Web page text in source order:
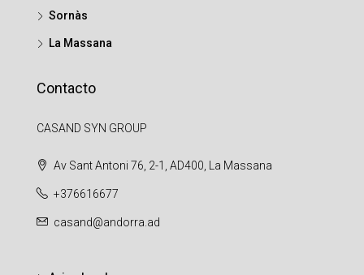
Sornàs
La Massana
Contacto
CASAND SYN GROUP
Av Sant Antoni 76, 2-1, AD400, La Massana
+376616677
casand@andorra.ad